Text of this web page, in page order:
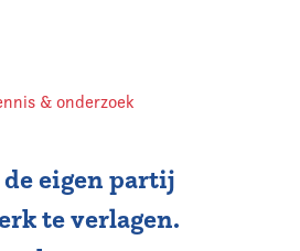
& onderzoek
eigen partij
te verlagen.